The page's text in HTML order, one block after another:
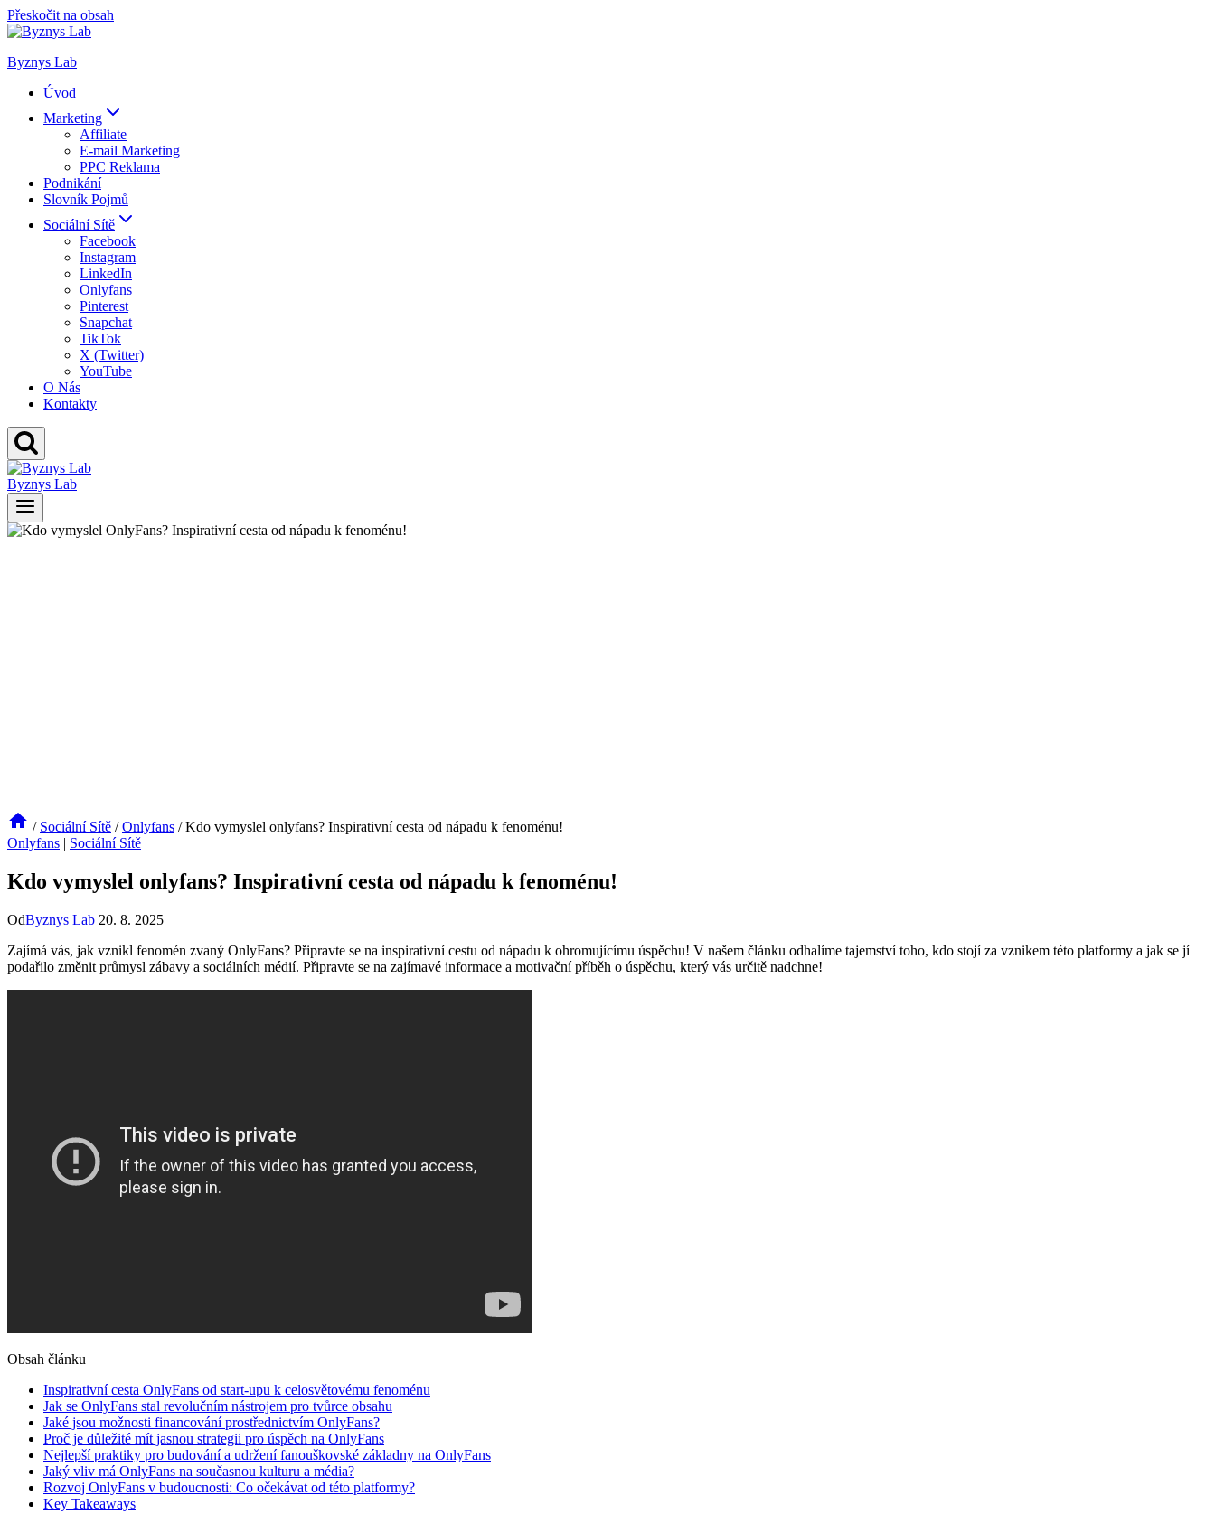
Přeskočit na obsah
Byznys Lab
Úvod
Marketing
Affiliate
E-mail Marketing
PPC Reklama
Podnikání
Slovník Pojmů
Sociální Sítě
Facebook
Instagram
LinkedIn
Onlyfans
Pinterest
Snapchat
TikTok
X (Twitter)
YouTube
O Nás
Kontakty
Byznys Lab
/ Sociální Sítě / Onlyfans / Kdo vymyslel onlyfans? Inspirativní cesta od nápadu k fenoménu!
Onlyfans | Sociální Sítě
Kdo vymyslel onlyfans? Inspirativní cesta od nápadu k fenoménu!
OdByznys Lab 20. 8. 2025
Zajímá vás, jak vznikl fenomén zvaný OnlyFans? Připravte se na inspirativní cestu od nápadu k ohromujícímu úspěchu! V našem článku odhalíme tajemství toho, kdo stojí za vznikem této platformy a jak se jí
podařilo změnit průmysl zábavy a sociálních médií. Připravte se na zajímavé informace a motivační příběh o úspěchu, který vás určitě nadchne!
Obsah článku
Inspirativní cesta OnlyFans od start-upu k celosvětovému fenoménu
Jak se OnlyFans stal revolučním nástrojem pro tvůrce obsahu
Jaké jsou možnosti financování prostřednictvím OnlyFans?
Proč je důležité mít jasnou strategii pro úspěch na OnlyFans
Nejlepší praktiky pro budování a udržení fanouškovské základny na OnlyFans
Jaký vliv má OnlyFans na současnou kulturu a média?
Rozvoj OnlyFans v budoucnosti: Co očekávat od této platformy?
Key Takeaways